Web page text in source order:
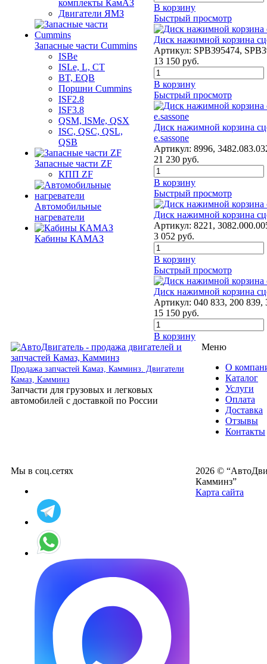
комплекты КамАЗ
Двигатели ЯМЗ
Запасные части Cummins
ISBe
ISLe, L, CT
BT, EQB
Поршни Cummins
ISF2.8
ISF3.8
QSM, ISMe, QSX
ISC, QSC, QSL,
QSB
Запасные части ZF
КПП ZF
Автомобильные
нагреватели
Кабины КАМАЗ
В корзину
Быстрый просмотр
Диск нажимной корзина
Артикул: SPB395474,
13 150 руб.
В корзину
Быстрый просмотр
Диск нажимной корзина
e.sassone
Артикул: 8996,
21 230 руб.
В корзину
Быстрый просмотр
Диск нажимной корзина
Артикул: 8221,
3 052 руб.
В корзину
Быстрый просмотр
Диск нажимной корзина
Артикул: 040 833, 200 839,
15 150 руб.
В корзину
Продажа запчастей Камаз, Камминз. Двигатели
Камаз, Камминз
Запчасти для грузовых и легковых
автомобилей с доставкой по России
Меню
О
Каталог
Услуги
Оплата
Доставка
Отзывы
Контакты
Мы в соц.сетях
2026 ©
Камминз”
Карта сайта